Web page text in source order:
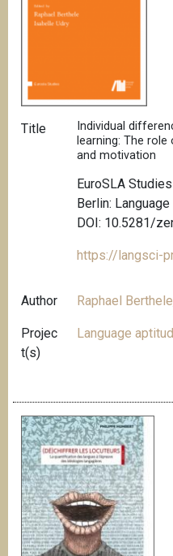
Title
Individual
learning: The
and motivation
EuroSLA
Berlin:
DOI: 10.5281/
https://langsci-
Author Raphael Berthele
Projec
t(s)
Language